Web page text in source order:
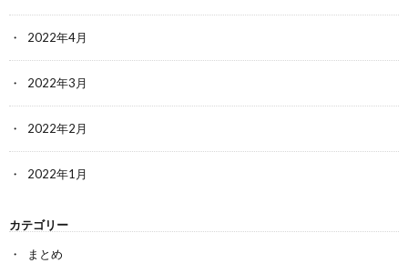
2022年4月
2022年3月
2022年2月
2022年1月
カテゴリー
まとめ